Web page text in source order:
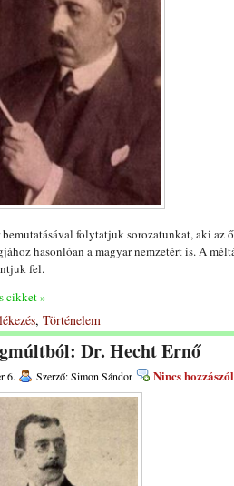
folytatjuk sorozatunkat, aki az
hasonlóan a magyar nemzetért is. A
fel.
cikket »
, Történelem
Dr. Hecht Ernő
6. Szerző: Simon Sándor Nincs